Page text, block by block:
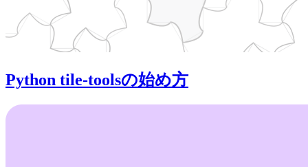
Python tile-toolsの始め方